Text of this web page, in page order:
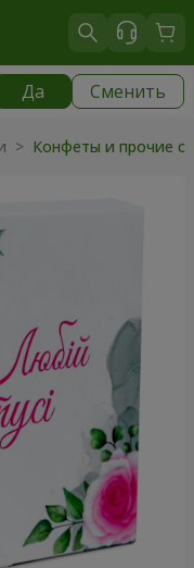
Да Сменить
> Конфеты и прочие